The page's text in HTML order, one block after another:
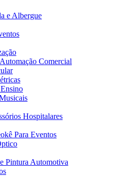
e Albergue
Comercial
Hospitalares
Para Eventos
Pintura Automotiva